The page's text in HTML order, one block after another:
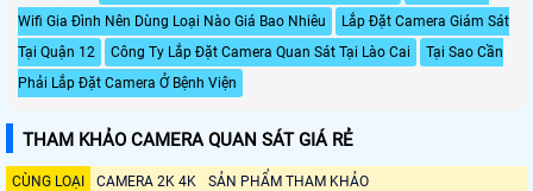
Wifi Gia Đình Nên Dùng Loại Nào Giá Bao Nhiêu
Lắp Đặt Camera Giám Sát
Tại Quận 12
Công Ty Lắp Đặt Camera Quan Sát Tại Lào Cai
Tại Sao Cần
Phải Lắp Đặt Camera Ở Bệnh Viện
THAM KHẢO CAMERA QUAN SÁT GIÁ RẺ
CÙNG LOẠI CAMERA 2K 4K SẢN PHẨM THAM KHẢO